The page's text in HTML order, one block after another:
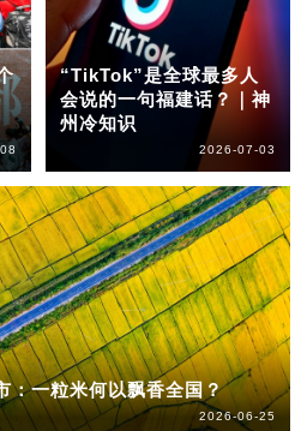
“TikTok”是全球最多人
会说的一句福建话？｜神
州冷知识
2026-07-03
：一粒米何以飘香全国？
2026-06-25